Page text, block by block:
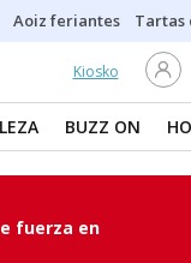
Aoiz feriantes Tartas
Kiosko
BUZZ ON
fuerza en